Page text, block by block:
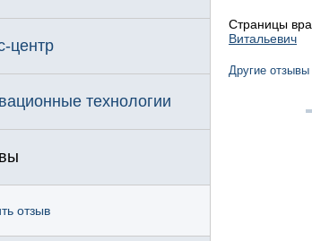
центр
технологии
отзыв
Страницы
Витальевич
Другие отзывы